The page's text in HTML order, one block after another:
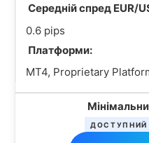
Середній спред EUR/
0.6 pips
Платформи:
MT4, Proprietary
ДОСТУПНИЙ